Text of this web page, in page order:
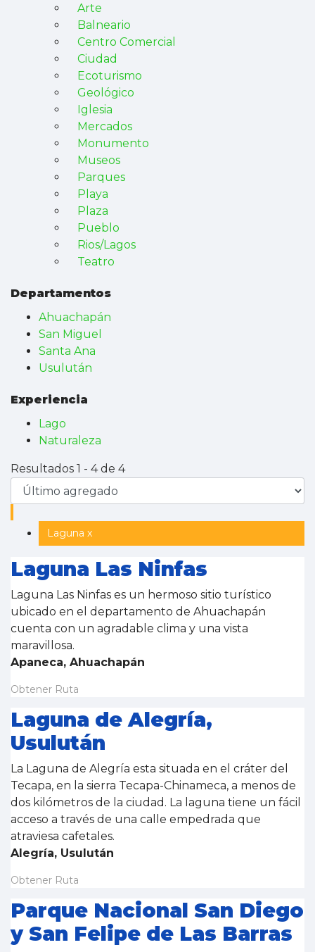
Arte
Balneario
Centro Comercial
Ciudad
Ecoturismo
Geológico
Iglesia
Mercados
Monumento
Museos
Parques
Playa
Plaza
Pueblo
Rios/Lagos
Teatro
Departamentos
Ahuachapán
San Miguel
Santa Ana
Usulután
Experiencia
Lago
Naturaleza
Resultados 1 - 4 de 4
Laguna x
Laguna Las Ninfas
Laguna Las Ninfas es un hermoso sitio turístico
ubicado en el departamento de Ahuachapán
cuenta con un agradable clima y una vista
maravillosa.
Apaneca, Ahuachapán
Obtener Ruta
Laguna de Alegría,
Usulután
La Laguna de Alegría esta situada en el cráter del
Tecapa, en la sierra Tecapa-Chinameca, a menos de
dos kilómetros de la ciudad. La laguna tiene un fácil
acceso a través de una calle empedrada que
atraviesa cafetales.
Alegría, Usulután
Obtener Ruta
Parque Nacional San Diego
y San Felipe de Las Barras